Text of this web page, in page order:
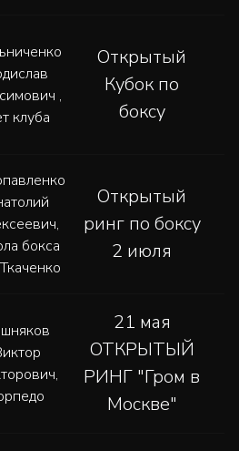
,
клуба
Открытый
Кубок по
боксу
бокса
Открытый
ринг по боксу
2 июля
21 мая
ОТКРЫТЫЙ
РИНГ "Гром в
Москве"